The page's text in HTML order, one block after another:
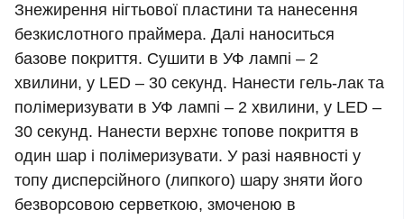
Знежирення нігтьової пластини та нанесення
безкислотного праймера. Далі наноситься
базове покриття. Сушити в УФ лампі – 2
хвилини, у LED – 30 секунд. Нанести гель-лак та
полімеризувати в УФ лампі – 2 хвилини, у LED –
30 секунд. Нанести верхнє топове покриття в
один шар і полімеризувати. У разі наявності у
топу дисперсійного (липкого) шару зняти його
безворсовою серветкою, змоченою в